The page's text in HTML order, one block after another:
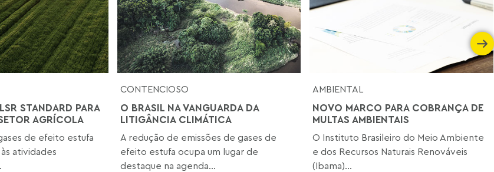
STANDARD PARA
AGRÍCOLA
de efeito estufa
atividades
CONTENCIOSO
O BRASIL NA VANGUARDA DA
LITIGÂNCIA CLIMÁTICA
A redução de emissões de gases de
efeito estufa ocupa um lugar de
destaque na agenda...
AMBIENTAL
NOVO MARCO PARA COBRANÇA DE
MULTAS AMBIENTAIS
O Instituto Brasileiro do Meio Ambiente
e dos Recursos Naturais Renováveis
(Ibama)...